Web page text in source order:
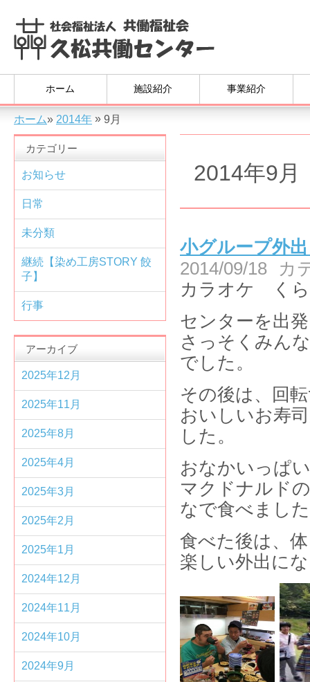
ホーム 施設紹介 事業紹介
ホーム» 2014年 » 9月
2014年9月
小グループ外
2014/09/18
カ
カラオケ く
センターを出
さっそくみん
でした。
その後は、回
おいしいお寿
した。
おなかいっぱ
マクドナルド
なで食べまし
食べた後は、
楽しい外出に
カテゴリー
お知らせ
日常
未分類
継続【染め工房STORY 餃
子】
行事
アーカイブ
2025年12月
2025年11月
2025年8月
2025年4月
2025年3月
2025年2月
2025年1月
2024年12月
2024年11月
2024年10月
2024年9月